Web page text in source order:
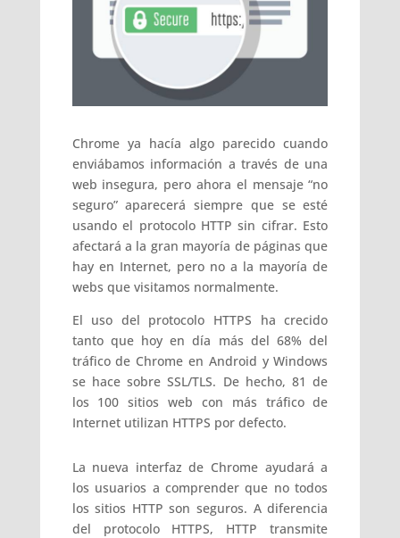
Chrome ya hacía algo parecido cuando
enviábamos información a través de una
web insegura, pero ahora el mensaje “no
seguro” aparecerá siempre que se esté
usando el protocolo HTTP sin cifrar. Esto
afectará a la gran mayoría de páginas que
hay en Internet, pero no a la mayoría de
webs que visitamos normalmente.
El uso del protocolo HTTPS ha crecido
tanto que hoy en día más del 68% del
tráfico de Chrome en Android y Windows
se hace sobre SSL/TLS. De hecho, 81 de
los 100 sitios web con más tráfico de
Internet utilizan HTTPS por defecto.
La nueva interfaz de Chrome ayudará a
los usuarios a comprender que no todos
los sitios HTTP son seguros. A diferencia
del protocolo HTTPS, HTTP transmite